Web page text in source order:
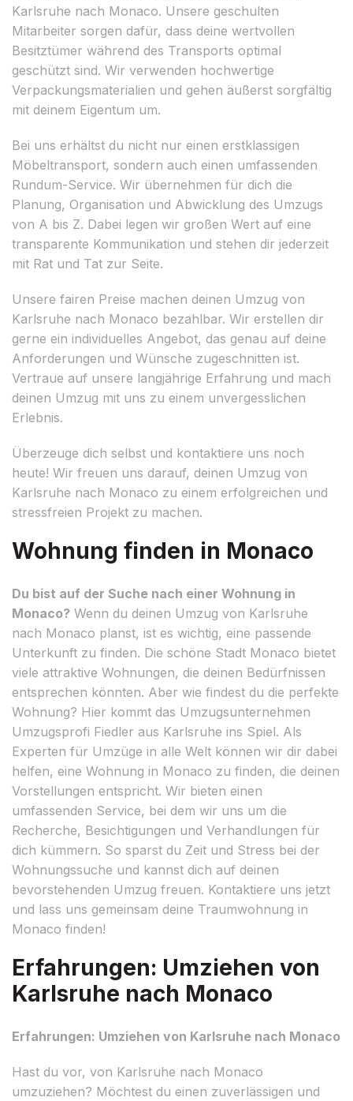
Karlsruhe nach Monaco. Unsere geschulten
Mitarbeiter sorgen dafür, dass deine wertvollen
Besitztümer während des Transports optimal
geschützt sind. Wir verwenden hochwertige
Verpackungsmaterialien und gehen äußerst sorgfältig
mit deinem Eigentum um.
Bei uns erhältst du nicht nur einen erstklassigen
Möbeltransport, sondern auch einen umfassenden
Rundum-Service. Wir übernehmen für dich die
Planung, Organisation und Abwicklung des Umzugs
von A bis Z. Dabei legen wir großen Wert auf eine
transparente Kommunikation und stehen dir jederzeit
mit Rat und Tat zur Seite.
Unsere fairen Preise machen deinen Umzug von
Karlsruhe nach Monaco bezahlbar. Wir erstellen dir
gerne ein individuelles Angebot, das genau auf deine
Anforderungen und Wünsche zugeschnitten ist.
Vertraue auf unsere langjährige Erfahrung und mach
deinen Umzug mit uns zu einem unvergesslichen
Erlebnis.
Überzeuge dich selbst und kontaktiere uns noch
heute! Wir freuen uns darauf, deinen Umzug von
Karlsruhe nach Monaco zu einem erfolgreichen und
stressfreien Projekt zu machen.
Wohnung finden in Monaco
Du bist auf der Suche nach einer Wohnung in
Monaco? Wenn du deinen Umzug von Karlsruhe
nach Monaco planst, ist es wichtig, eine passende
Unterkunft zu finden. Die schöne Stadt Monaco bietet
viele attraktive Wohnungen, die deinen Bedürfnissen
entsprechen könnten. Aber wie findest du die perfekte
Wohnung? Hier kommt das Umzugsunternehmen
Umzugsprofi Fiedler aus Karlsruhe ins Spiel. Als
Experten für Umzüge in alle Welt können wir dir dabei
helfen, eine Wohnung in Monaco zu finden, die deinen
Vorstellungen entspricht. Wir bieten einen
umfassenden Service, bei dem wir uns um die
Recherche, Besichtigungen und Verhandlungen für
dich kümmern. So sparst du Zeit und Stress bei der
Wohnungssuche und kannst dich auf deinen
bevorstehenden Umzug freuen. Kontaktiere uns jetzt
und lass uns gemeinsam deine Traumwohnung in
Monaco finden!
Erfahrungen: Umziehen von
Karlsruhe nach Monaco
Erfahrungen: Umziehen von Karlsruhe nach Monaco
Hast du vor, von Karlsruhe nach Monaco
umzuziehen? Möchtest du einen zuverlässigen und